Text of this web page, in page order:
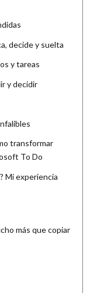
decide y suelta
y tareas
y decidir
transformar
To Do
Mi experiencia
más que copiar